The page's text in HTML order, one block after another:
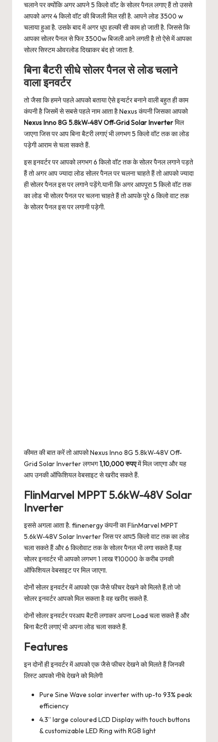
चलाने पर क्योंकि अगर आपने 5 किलो वॉट के सोलर पैनल लगाए हैं तो उससे
आपको अगर 4 किलो वॉट की बिजली मिल रही है. आपने लोड 3500 w
चलाया हुआ है. उसके बाद में अगर धूप हल्की सी काम हो जाती है. जिससे कि
आपका सोलर पैनल से फिर 3500w बिजली आने लगती है तो ऐसे में आपका
सोलर सिस्टम ओवरलोड दिखाकर बंद हो जाता है.
बिना बैटरी सीधे सोलर पैनल से लोड चलाने
वाला इनवर्टर
तो जैसा कि हमने पहले आपको बताया ऐसे इन्वर्टर बनाने वाली बहुत ही काम
कंपनी है जिसमें से सबसे पहले नाम आता है Nexus कंपनी जिसका आपको
Nexus Inno 8G 5.8kW-48V Off-Grid Solar Inverterमिल
जाएगा जिस पर आप बिना बैटरी लगाएं भी लगभग 5 किलो वॉट तक का लोड
पड़ेगी आराम से चला सकते हैं.
इस इनवर्टर पर आपको लगभग 6 किलो वॉट तक के सोलर पैनल लगाने पड़ते
हैं तो अगर आप ज्यादा लोड सोलर पैनल पर चलना चाहते हैं तो आपको ज्यादा
ही सोलर पैनल इस पर लगाने पड़ेंगे.यानी कि अगर आपपूरा 5 किलो वॉट तक
का लोड भी सोलर पैनल पर चलना चाहते हैं तो आपके पूरे 6 किलो वाट तक
के सोलर पैनल इस पर लगानी पड़ेगी.
कीमत की बात करें तो आपको Nexus Inno 8G 5.8kW-48V Off-
Grid Solar Inverter लगभग1,10,000 रुपएमें मिल जाएगा और यह
आप उनकी ऑफिशियल वेबसाइट से खरीद सकते हैं.
FlinMarvel MPPT 5.6kW-48V Solar
Inverter
इससे अगला आता है. flinenergy कंपनी का FlinMarvel MPPT
5.6kW-48V Solar Inverter जिस पर आप5 किलो वाट तक का लोड
चला सकते हैं और 6 किलोवाट तक के सोलर पैनल भी लगा सकते हैं.यह
सोलर इनवर्टर भी आपको लगभग 1 लाख ₹10000 के करीब उनकी
ऑफिशियल वेबसाइट पर मिल जाएगा.
दोनों सोलर इनवर्टर में आपको एक जैसे फीचर देखने को मिलते हैं.तो जो
सोलर इनवर्टर आपको मिल सकता है वह खरीद सकते हैं.
दोनों सोलर इनवर्टर परआप बैटरी लगाकर अपना Load चला सकते हैं और
बिना बैटरी लगाएं भी अपना लोड चला सकते हैं.
Features
इन दोनों ही इनवर्टर में आपको एक जैसे फीचर देखने को मिलते हैं जिनकी
लिस्ट आपको नीचे देखने को मिलेगी
Pure Sine Wave solar inverter with up-to 93% peak
efficiency
4.3” large coloured LCD Display with touch buttons
& customizable LED Ring with RGB light